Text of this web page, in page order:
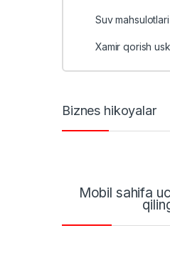
Suv mahsulotlari
Xamir qorish
Biznes hikoyalar
Mobil sahifa